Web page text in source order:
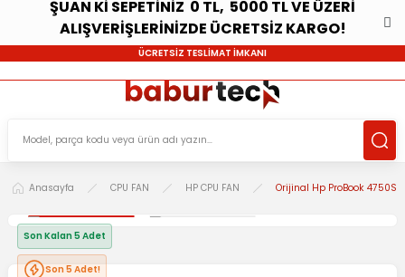
ŞUAN Kİ SEPETİNİZ 0 TL, 5000 TL VE ÜZERİ
ALIŞVERİŞLERİNİZDE ÜCRETSİZ KARGO!
ÜCRETSİZ TESLİMAT İMKANI
Anasayfa CPU FAN HP CPU FAN Orijinal Hp ProBook 4750S
Son Kalan 5 Adet
Son 5 Adet!